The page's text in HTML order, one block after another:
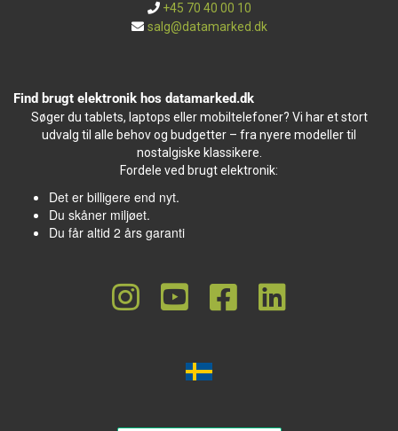
+45 70 40 00 10
salg@datamarked.dk
Find brugt elektronik hos datamarked.dk
Søger du tablets, laptops eller mobiltelefoner? Vi har et stort
udvalg til alle behov og budgetter – fra nyere modeller til
nostalgiske klassikere.
Fordele ved brugt elektronik:
Det er billigere end nyt.
Du skåner miljøet.
Du får altid 2 års garanti